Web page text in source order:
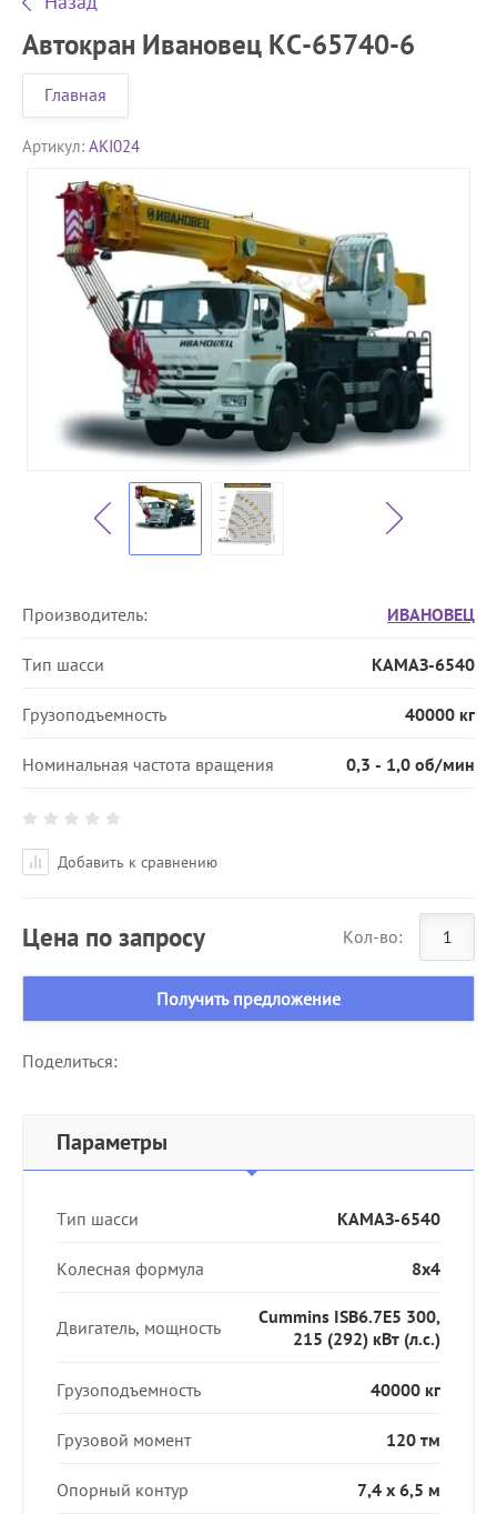
Автокран Ивановец КС-65740-6
Главная
Артикул: AKI024
Производитель: ИВАНОВЕЦ
Тип шасси КАМАЗ-6540
Грузоподъемность 40000 кг
Номинальная частота вращения 0,3 - 1,0 об/мин
Добавить к сравнению
Цена по запросу Кол-во:
Получить предложение
Поделиться:
Параметры
Тип шасси КАМАЗ-6540
Колесная формула 8х4
Двигатель, мощность
Cummins ISB6.7E5 300,
215 (292) кВт (л.с.)
Грузоподъемность 40000 кг
Грузовой момент 120 тм
Опорный контур 7,4 х 6,5 м